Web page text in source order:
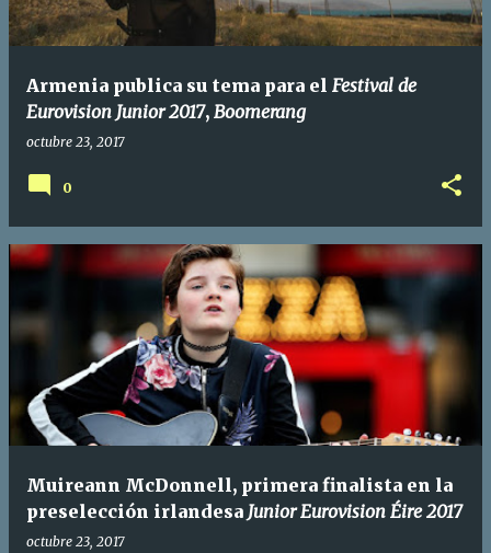
Armenia publica su tema para el Festival de
Eurovision Junior 2017, Boomerang
octubre 23, 2017
0
Muireann McDonnell, primera finalista en la
preselección irlandesa Junior Eurovision Éire 2017
octubre 23, 2017